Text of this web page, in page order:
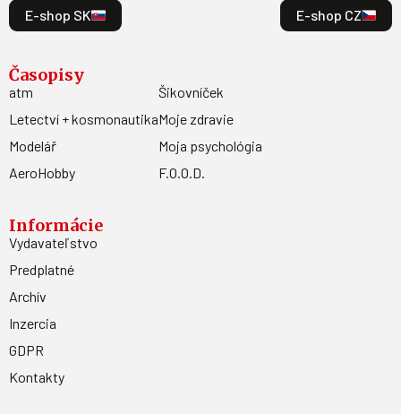
E-shop SK
E-shop CZ
Časopisy
atm
Letectví + kosmonautika
Modelář
AeroHobby
Šikovníček
Moje zdravie
Moja psychológia
F.O.O.D.
Informácie
Vydavateľstvo
Predplatné
Archív
Inzercia
GDPR
Kontakty